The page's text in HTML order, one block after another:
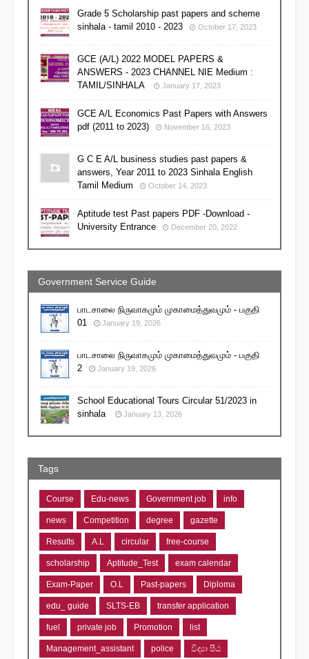
Grade 5 Scholarship past papers and scheme
sinhala - tamil 2010 - 2023
October 17, 2023
GCE (A/L) 2022 MODEL PAPERS &
ANSWERS - 2023 CHANNEL NIE Medium :
TAMIL/SINHALA
January 17, 2023
GCE A/L Economics Past Papers with Answers
pdf (2011 to 2023)
November 16, 2023
G C E A/L business studies past papers &
answers, Year 2011 to 2023 Sinhala English
Tamil Medium
October 14, 2023
Aptitude test Past papers PDF -Download -
University Entrance
December 20, 2022
Government Service Guide
பாடசாலை நிருவாகமும் முகாமைத்துவமும் - பகுதி
01
January 19, 2026
பாடசாலை நிருவாகமும் முகாமைத்துவமும் - பகுதி
2
January 19, 2026
School Educational Tours Circular 51/2023 in
sinhala
January 13, 2026
Tags
Course Edu-news Government job info
news Competition degree gazette
Results A.L circular free-course
scholarship Aptitude_Test exam calendar
Exam-Paper O.L Past-papers Diploma
edu_ guide SLTS-EB transfer application
fuel private job Promotion list
Management_assistant police විද්‍යා පීඨ